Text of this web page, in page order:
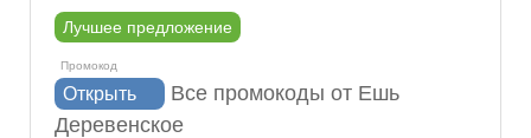
Лучшее предложение
Открыть
Все промокоды от Ешь
Деревенское